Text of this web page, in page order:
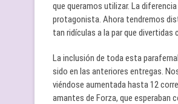
que queramos utilizar. La
protagonista. Ahora tendremos
tan ridículas a la par que
La inclusión de toda esta
sido en las anteriores entregas.
viéndose aumentada hasta 12
amantes de Forza, que esperaban